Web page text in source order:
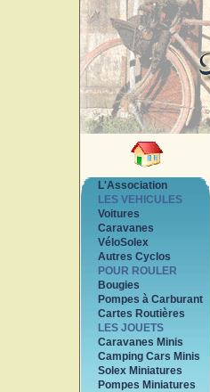
L'Association
LES VEHICULES
Voitures
Caravanes
VéloSolex
Autres Cyclos
POUR ROULER
Bougies
Pompes à Carburant
Cartes Routières
LES JOUETS
Caravanes Minis
Camping Cars Minis
Solex Miniatures
Pompes Miniatures